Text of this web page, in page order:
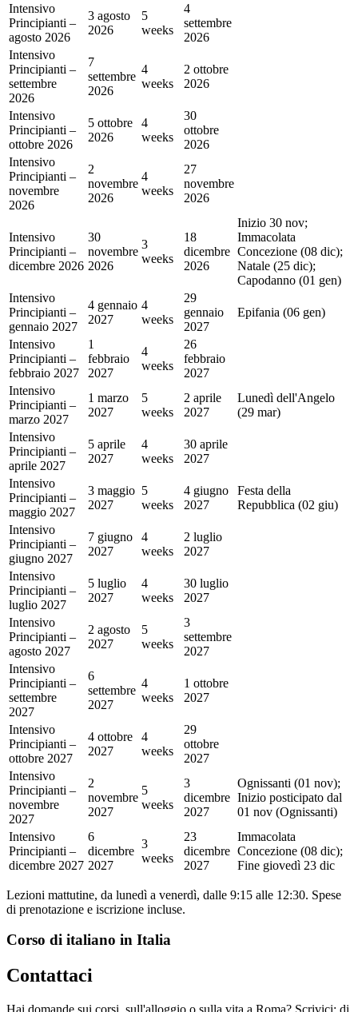
Intensivo
Principianti –
agosto 2026
3 agosto
2026
5
weeks
4
settembre
2026
Intensivo
Principianti –
settembre
2026
7
settembre
2026
4
weeks
2 ottobre
2026
Intensivo
Principianti –
ottobre 2026
5 ottobre
2026
4
weeks
30
ottobre
2026
Intensivo
Principianti –
novembre
2026
2
novembre
2026
4
weeks
27
novembre
2026
Intensivo
Principianti –
dicembre 2026
30
novembre
2026
3
weeks
18
dicembre
2026
Inizio 30 nov;
Immacolata
Concezione (08 dic);
Natale (25 dic);
Capodanno (01 gen)
Intensivo
Principianti –
gennaio 2027
4 gennaio
2027
4
weeks
29
gennaio
2027
Epifania (06 gen)
Intensivo
Principianti –
febbraio 2027
1
febbraio
2027
4
weeks
26
febbraio
2027
Intensivo
Principianti –
marzo 2027
1 marzo
2027
5
weeks
2 aprile
2027
Lunedì dell'Angelo
(29 mar)
Intensivo
Principianti –
aprile 2027
5 aprile
2027
4
weeks
30 aprile
2027
Intensivo
Principianti –
maggio 2027
3 maggio
2027
5
weeks
4 giugno
2027
Festa della
Repubblica (02 giu)
Intensivo
Principianti –
giugno 2027
7 giugno
2027
4
weeks
2 luglio
2027
Intensivo
Principianti –
luglio 2027
5 luglio
2027
4
weeks
30 luglio
2027
Intensivo
Principianti –
agosto 2027
2 agosto
2027
5
weeks
3
settembre
2027
Intensivo
Principianti –
settembre
2027
6
settembre
2027
4
weeks
1 ottobre
2027
Intensivo
Principianti –
ottobre 2027
4 ottobre
2027
4
weeks
29
ottobre
2027
Intensivo
Principianti –
novembre
2027
2
novembre
2027
5
weeks
3
dicembre
2027
Ognissanti (01 nov);
Inizio posticipato dal
01 nov (Ognissanti)
Intensivo
Principianti –
dicembre 2027
6
dicembre
2027
3
weeks
23
dicembre
2027
Immacolata
Concezione (08 dic);
Fine giovedì 23 dic
Lezioni mattutine, da lunedì a venerdì, dalle 9:15 alle 12:30. Spese
di prenotazione e iscrizione incluse.
Corso di italiano in Italia
Contattaci